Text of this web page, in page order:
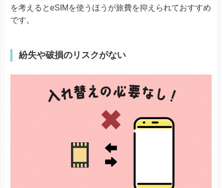
を考えるとeSIMを使うほうが旅費を抑えられておすすめ
です。
紛失や破損のリスクがない